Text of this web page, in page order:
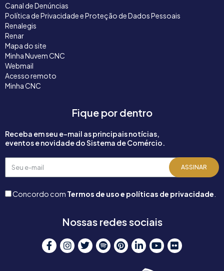
Canal de Denúncias
Política de Privacidade e Proteção de Dados Pessoais
Renalegis
Renar
Mapa do site
Minha Nuvem CNC
Webmail
Acesso remoto
Minha CNC
Fique por dentro
Receba em seu e-mail as principais notícias,
eventos e novidade do Sistema de Comércio.
Seu
e-
ASSINAR
Concordo com Termos de uso e políticas de privacidade
Nossas redes sociais
F
a
I
n
T
w
S
p
P
i
L
i
Y
o
F
l